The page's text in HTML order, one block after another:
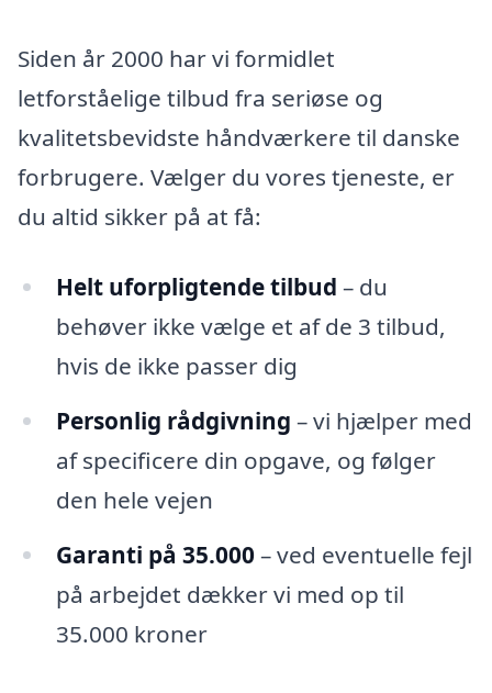
Siden år 2000 har vi formidlet
letforståelige tilbud fra seriøse og
kvalitetsbevidste håndværkere til danske
forbrugere. Vælger du vores tjeneste, er
du altid sikker på at få:
Helt uforpligtende tilbud – du
behøver ikke vælge et af de 3 tilbud,
hvis de ikke passer dig
Personlig rådgivning – vi hjælper med
af specificere din opgave, og følger
den hele vejen
Garanti på 35.000– ved eventuelle fejl
på arbejdet dækker vi med op til
35.000 kroner